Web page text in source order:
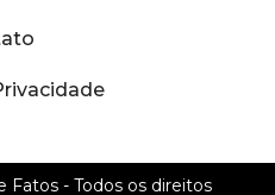
Fatos- Todos os direitos